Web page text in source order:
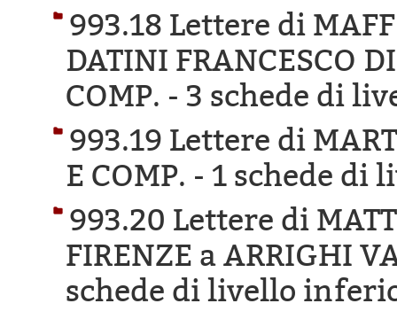
993.18 Lettere di
DATINI FRANCESCO
COMP. - 3 schede di
993.19 Lettere di
E COMP. - 1 schede di
993.20 Lettere di
FIRENZE a ARRIGHI
schede di livello